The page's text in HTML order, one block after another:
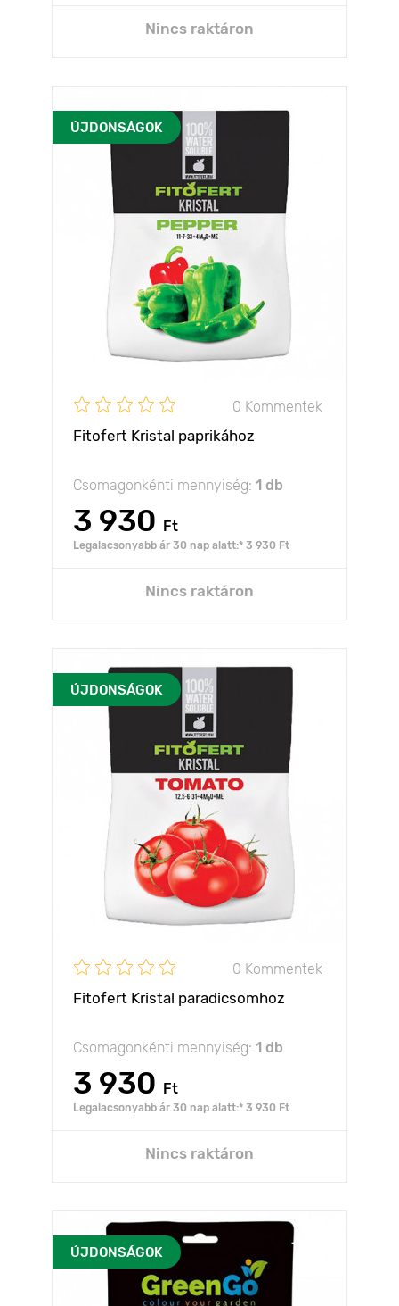
Nincs raktáron
ÚJDONSÁGOK
0 Kommentek
Fitofert Kristal paprikához
Csomagonkénti mennyiség: 1 db
3 930 Ft
Legalacsonyabb ár 30 nap alatt:* 3 930 Ft
Nincs raktáron
ÚJDONSÁGOK
0 Kommentek
Fitofert Kristal paradicsomhoz
Csomagonkénti mennyiség: 1 db
3 930 Ft
Legalacsonyabb ár 30 nap alatt:* 3 930 Ft
Nincs raktáron
ÚJDONSÁGOK